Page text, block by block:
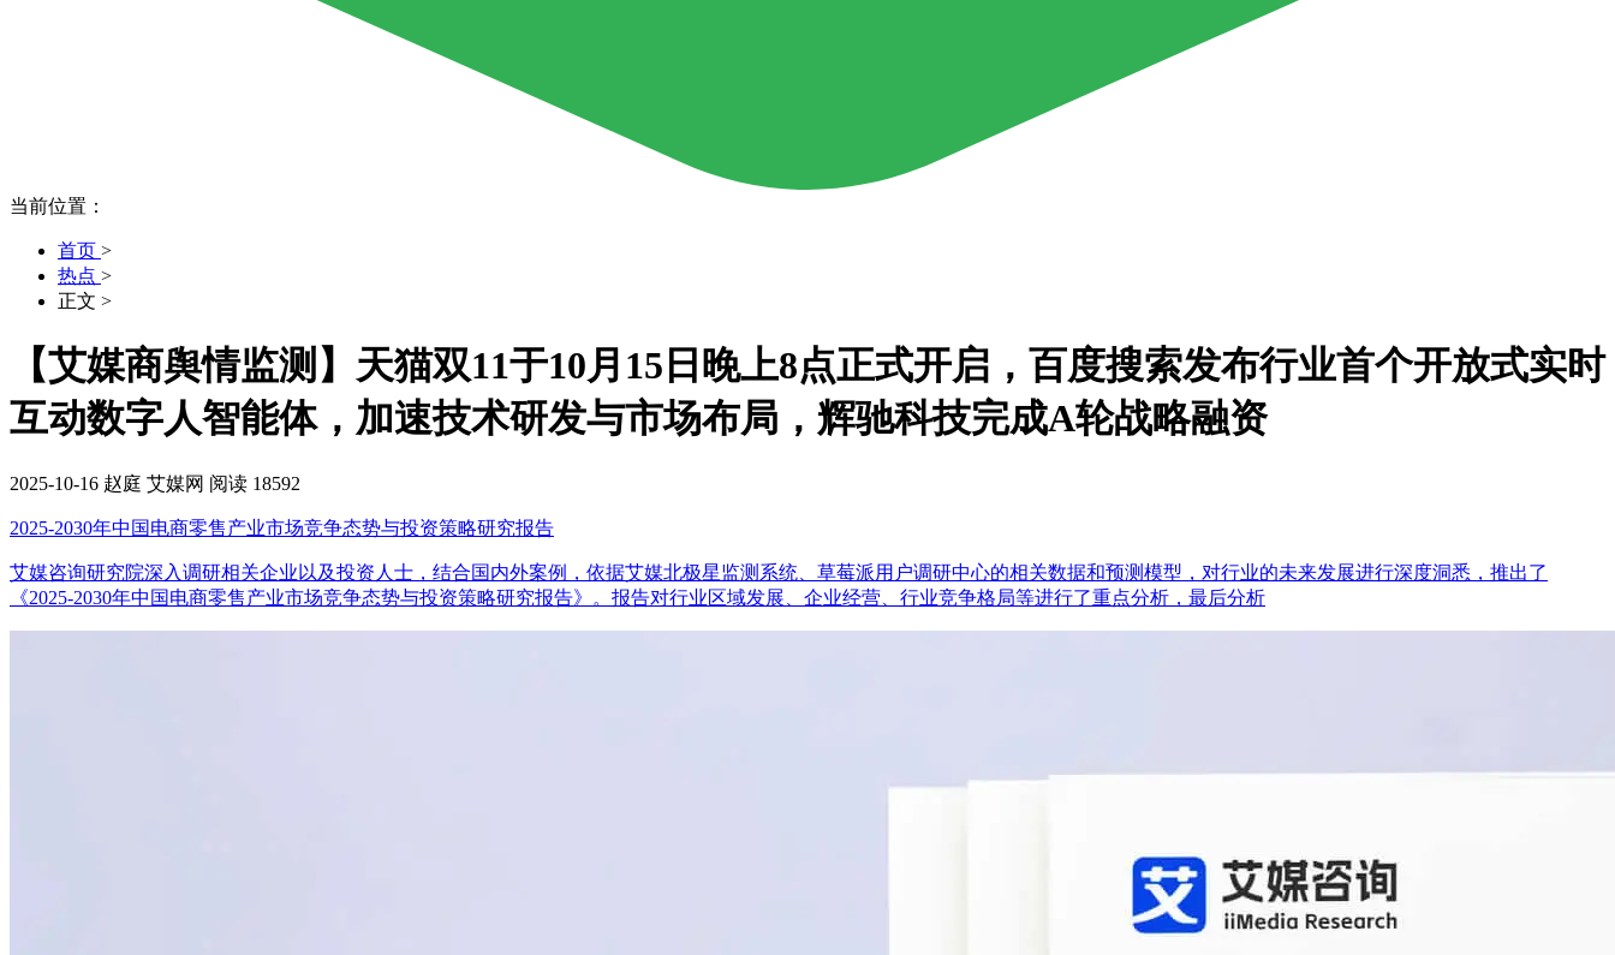
当前位置：
首页 >
热点 >
正文 >
【艾媒商舆情监测】天猫双11于10月15日晚上8点正式开启，百度搜索发布行业首个开放式实时
互动数字人智能体，加速技术研发与市场布局，辉驰科技完成A轮战略融资
2025-10-16 赵庭 艾媒网 阅读 18592
2025-2030年中国电商零售产业市场竞争态势与投资策略研究报告
艾媒咨询研究院深入调研相关企业以及投资人士，结合国内外案例，依据艾媒北极星监测系统、草莓派用户调研中心的相关数据和预测模型，对行业的未来发展进行深度洞悉，推出了
《2025-2030年中国电商零售产业市场竞争态势与投资策略研究报告》。报告对行业区域发展、企业经营、行业竞争格局等进行了重点分析，最后分析